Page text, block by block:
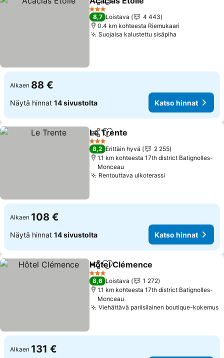
Jaa Lisää suosikkeihin
3 Tähtiluokitus
8,7 Loistava
4 443
0.4 km kohteesta Riemukaari
Suojaisa kalustettu sisäpiha
Alkaen 88 €
Näytä hinnat 14 sivustolta Katso hinnat
Jaa Lisää suosikkeihin
Le Trente
3 Tähtiluokitus
8,2 Erittäin hyvä
2 255
1.1 km kohteesta 17th district Batignolles-
Monceau
Rentouttava ulkoterassi
Alkaen 108 €
Näytä hinnat 14 sivustolta Katso hinnat
Jaa Lisää suosikkeihin
Hôtel Clémence
3 Tähtiluokitus
8,6 Loistava
1 272
1.1 km kohteesta 17th district Batignolles-
Monceau
Viehättävä pariisilainen boutique-kokemus
Alkaen 131 €